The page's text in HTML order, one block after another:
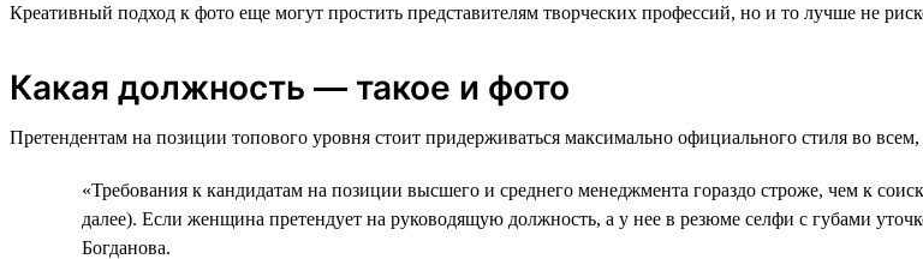
Креативный подход к фото еще могут простить представителям творческих профессий, но и то лучше не
Какая должность — такое и фото
Претендентам на позиции топового уровня стоит придерживаться максимально официального стиля во
«Требования к кандидатам на позиции высшего и среднего менеджмента гораздо строже, чем к
далее). Если женщина претендует на руководящую должность, а у нее в резюме селфи с губами
Богданова.